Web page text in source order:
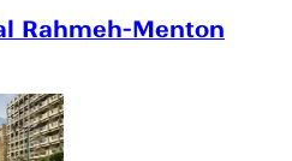
Rahmeh-Menton